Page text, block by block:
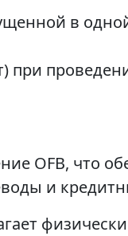
в
при
OFB, что
и